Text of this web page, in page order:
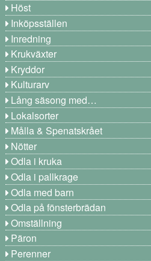
Höst
Inköpsställen
Inredning
Krukväxter
Kryddor
Kulturarv
Lång säsong med…
Lokalsorter
Målla & Spenatskrået
Nötter
Odla i kruka
Odla i pallkrage
Odla med barn
Odla på fönsterbrädan
Omställning
Päron
Perenner